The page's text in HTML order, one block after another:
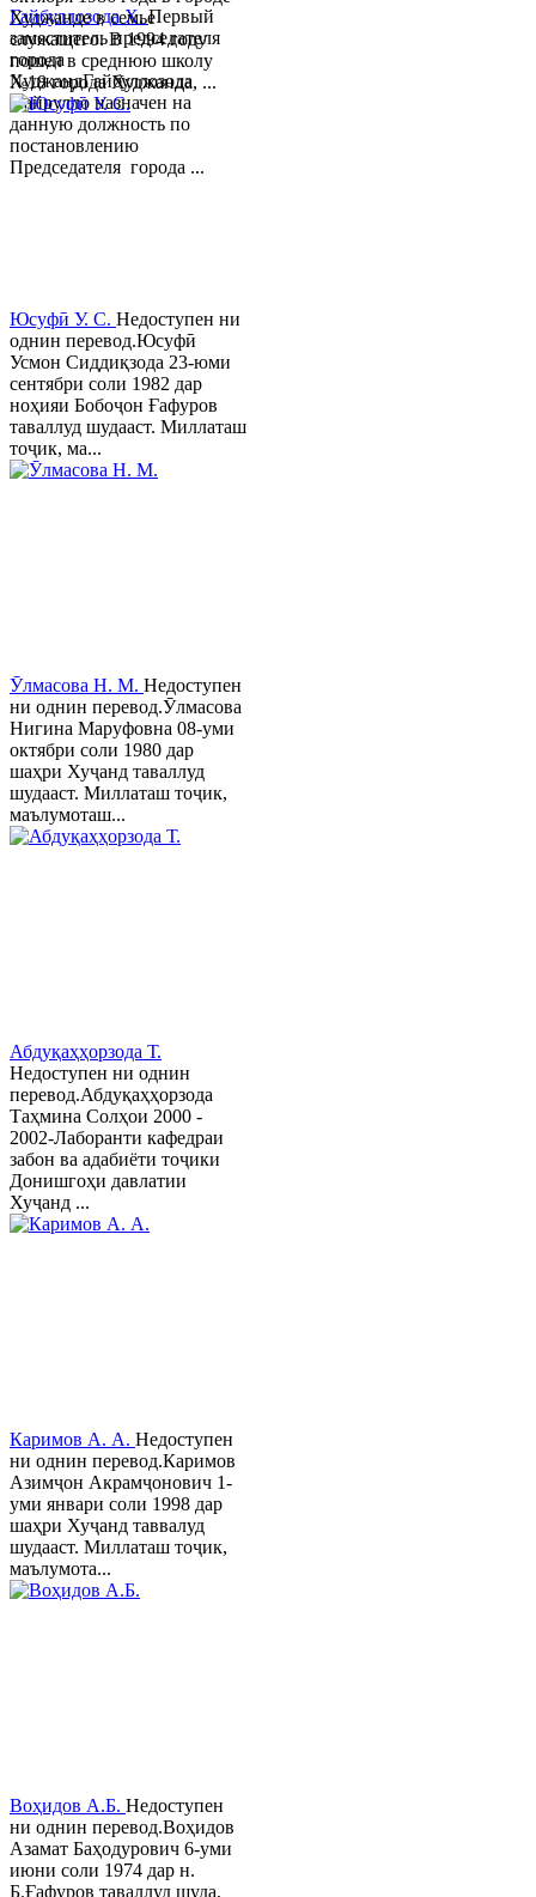
Гайбуллозода Х.Первый
заместитель председателя
города
ХуджандГайбуллозода
Хайрулло назначен на
данную должность по
постановлению
Председателя города ...
Худжанде в семье
служащего. В 1994 году
пошел в среднюю школу
№18 города Худжанда, ...
Юсуфӣ У. C. Недоступен ни
однин перевод.Юсуфӣ
Усмон Сиддиқзода 23-юми
сентябри соли 1982 дар
ноҳияи Бобоҷон Ғафуров
таваллуд шудааст. Миллаташ
тоҷик, ма...
Ӯлмасова Н. М. Недоступен
ни однин перевод.Ӯлмасова
Нигина Маруфовна 08-уми
октябри соли 1980 дар
шаҳри Хуҷанд таваллуд
шудааст. Миллаташ тоҷик,
маълумоташ...
Абдуқаҳҳорзода Т.
Недоступен ни однин
перевод.Абдуқаҳҳорзода
Таҳмина Солҳои 2000 -
2002-Лаборанти кафедраи
забон ва адабиёти тоҷики
Донишгоҳи давлатии
Хуҷанд ...
Каримов А. А. Недоступен
ни однин перевод.Каримов
Азимҷон Акрамҷонович 1-
уми январи соли 1998 дар
шаҳри Хуҷанд таввалуд
шудааст. Миллаташ тоҷик,
маълумота...
Воҳидов А.Б. Недоступен
ни однин перевод.Воҳидов
Азамат Баҳодурович 6-уми
июни соли 1974 дар н.
Б.Ғафуров таваллуд шуда,